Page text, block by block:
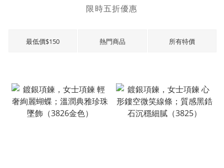
限時五折優惠
最低價$150 熱門商品 所有特價